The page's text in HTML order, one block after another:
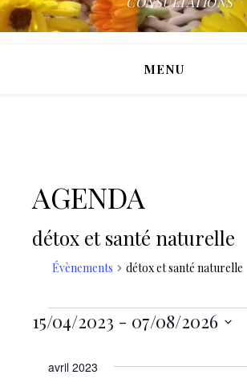
MENU
AGENDA
détox et santé naturelle
Évènements détox et santé naturelle
Évènements
15/04/2023 - 07/08/2026
uneavril 2023